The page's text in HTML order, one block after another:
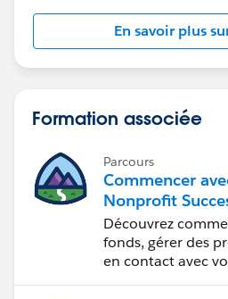
En savoir plus
Formation associée
Parcours
Commencer
Nonprofit
Découvrez
fonds, gérer des
en contact avec